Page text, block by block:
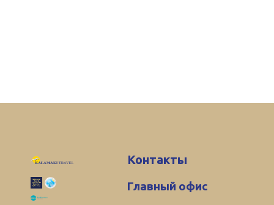
Контакты
Главный офис